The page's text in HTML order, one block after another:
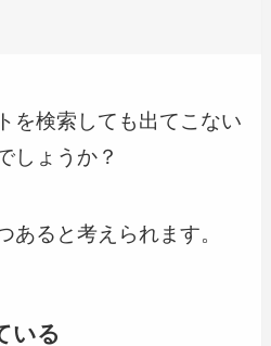
を検索しても出てこない
しょうか？
あると考えられます。
いる